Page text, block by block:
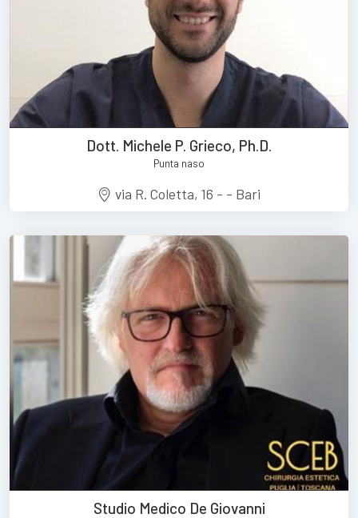
Dott. Michele P. Grieco, Ph.D.
Punta naso
via R. Coletta, 16 - - Bari
Studio Medico De Giovanni